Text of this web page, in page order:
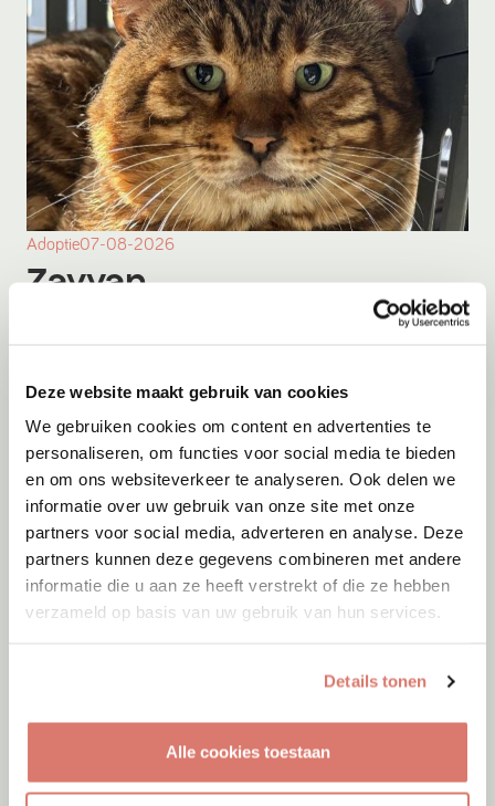
Deze website maakt gebruik van cookies
We gebruiken cookies om content en advertenties te
personaliseren, om functies voor social media te bieden
en om ons websiteverkeer te analyseren. Ook delen we
informatie over uw gebruik van onze site met onze
partners voor social media, adverteren en analyse. Deze
partners kunnen deze gegevens combineren met andere
informatie die u aan ze heeft verstrekt of die ze hebben
verzameld op basis van uw gebruik van hun services.
Details tonen
Alle cookies toestaan
Adoptie07-08-2026
Zayyan
07-08-2026
Cyka